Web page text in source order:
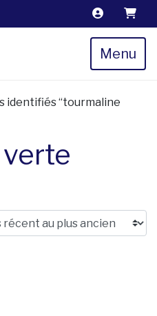
Menu
identifiés “tourmaline